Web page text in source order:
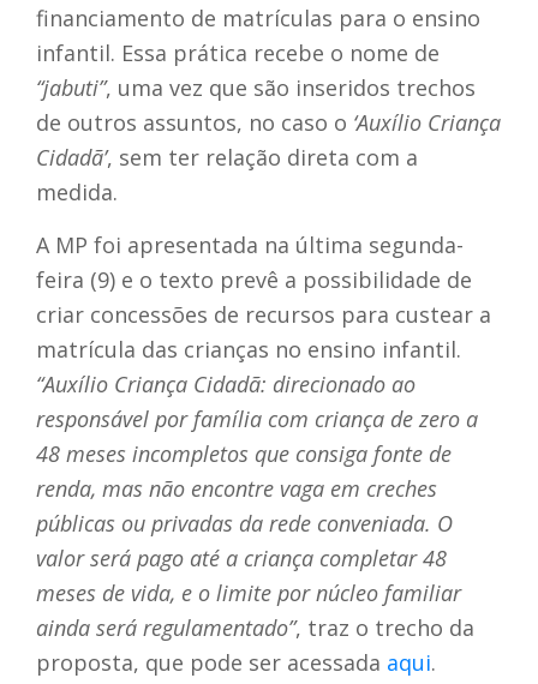
financiamento de matrículas para o ensino
infantil. Essa prática recebe o nome de
“jabuti”, uma vez que são inseridos trechos
de outros assuntos, no caso o ‘Auxílio Criança
Cidadã’, sem ter relação direta com a
medida.
A MP foi apresentada na última segunda-
feira (9) e o texto prevê a possibilidade de
criar concessões de recursos para custear a
matrícula das crianças no ensino infantil.
“Auxílio Criança Cidadã: direcionado ao
responsável por família com criança de zero a
48 meses incompletos que consiga fonte de
renda, mas não encontre vaga em creches
públicas ou privadas da rede conveniada. O
valor será pago até a criança completar 48
meses de vida, e o limite por núcleo familiar
ainda será regulamentado”, traz o trecho da
proposta, que pode ser acessada aqui.